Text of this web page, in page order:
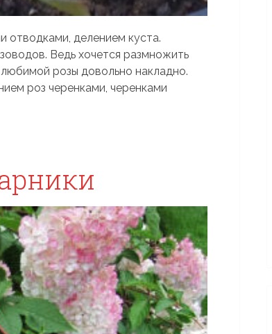
делением куста.
Ведь хочется размножить
розы довольно накладно.
роз черенками, черенками